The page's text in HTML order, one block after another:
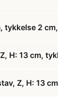
tykkelse 2
H: 13 cm,
Z, H: 13